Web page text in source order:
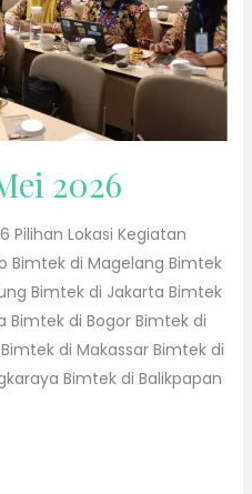
2026
Pilihan Lokasi Kegiatan
Bimtek di Magelang Bimtek
Bimtek di Jakarta Bimtek
Bimtek di Bogor Bimtek di
di Makassar Bimtek di
Bimtek di Balikpapan